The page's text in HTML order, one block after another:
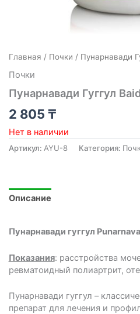
Главная / Почки / Пунарнавади
Почки
Пунарнавади Гуггул
2 805 ₸
Нет в наличии
Артикул: AYU-8 Категория:
Описание
Пунарнавади гуггул
Показания: расстройства
ревматоидный полиартрит,
Пунарнавади гуггул –
препарат для лечения и